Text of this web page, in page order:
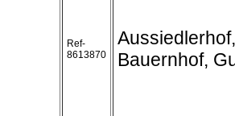
Ref-
8613870
Aussiedlerhof,
Bauernhof,